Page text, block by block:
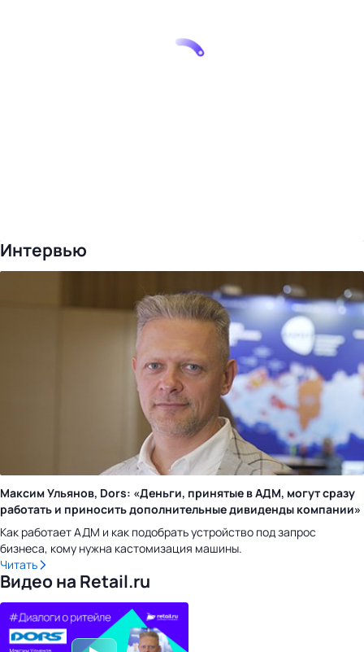
Интервью
Максим Ульянов, Dors: «Деньги, принятые в АДМ, могут сразу
работать и приносить дополнительные дивиденды компании»
Как работает АДМ и как подобрать устройство под запрос
бизнеса, кому нужна кастомизация машины.
Читать
Видео на Retail.ru